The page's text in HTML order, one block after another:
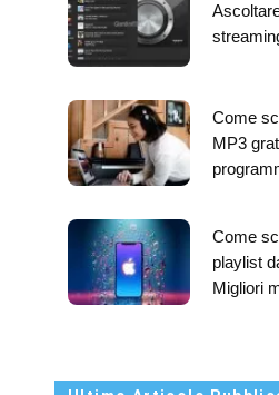
Come
MP3
Come
playlist
Migliori